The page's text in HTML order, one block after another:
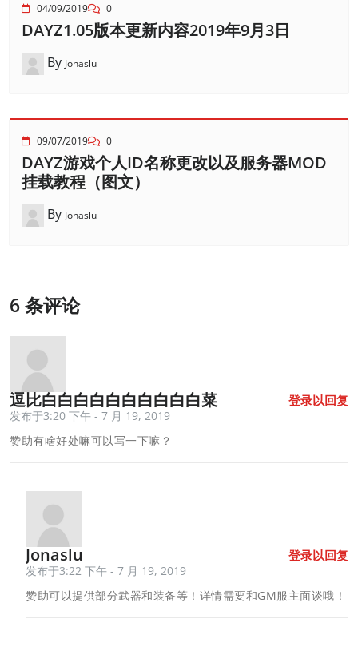
04/09/2019 0
DAYZ1.05版本更新内容2019年9月3日
By Jonaslu
09/07/2019 0
DAYZ游戏个人ID名称更改以及服务器MOD
挂载教程（图文）
By Jonaslu
6 条评论
登录以回复
逗比白白白白白白白白白白菜
发布于3:20 下午 - 7 月 19, 2019
赞助有啥好处嘛可以写一下嘛？
登录以回复
Jonaslu
发布于3:22 下午 - 7 月 19, 2019
赞助可以提供部分武器和装备等！详情需要和GM服主面谈哦！